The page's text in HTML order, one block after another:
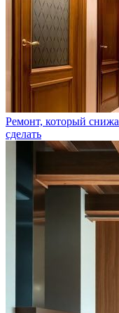
Ремонт, который
сделать